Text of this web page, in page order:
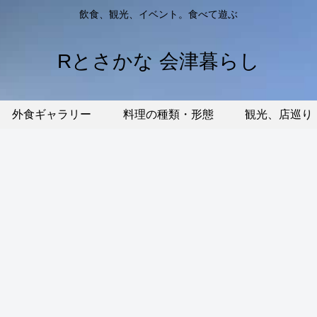
飲食、観光、イベント。食べて遊ぶ
Rとさかな 会津暮らし
外食ギャラリー 料理の種類・形態 観光、店巡り